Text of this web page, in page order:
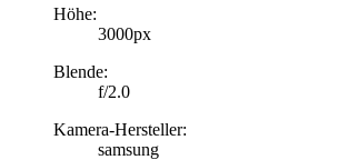
Höhe:
3000px
Blende:
f/2.0
Kamera-Hersteller:
samsung